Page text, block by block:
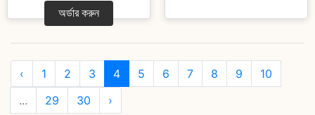
অর্ডার করুন
‹ 1 2 3 4 5 6 7 8 9
10
...
29 30 ›